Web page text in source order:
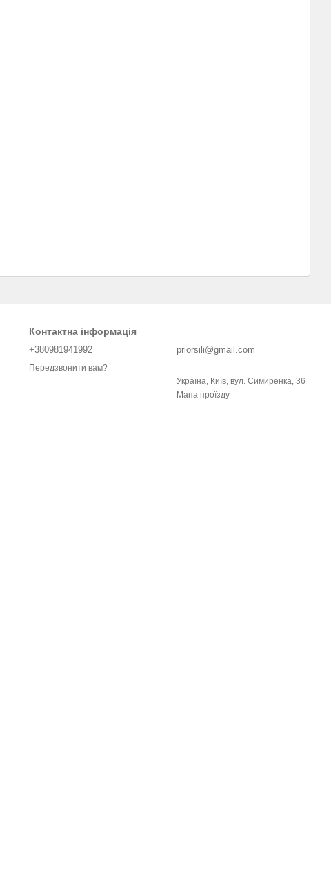
Контактна інформація
+380981941992
Передзвонити вам?
priorsili@gmail.com
Україна, Київ, вул. Симиренка, 36
Мапа проїзду